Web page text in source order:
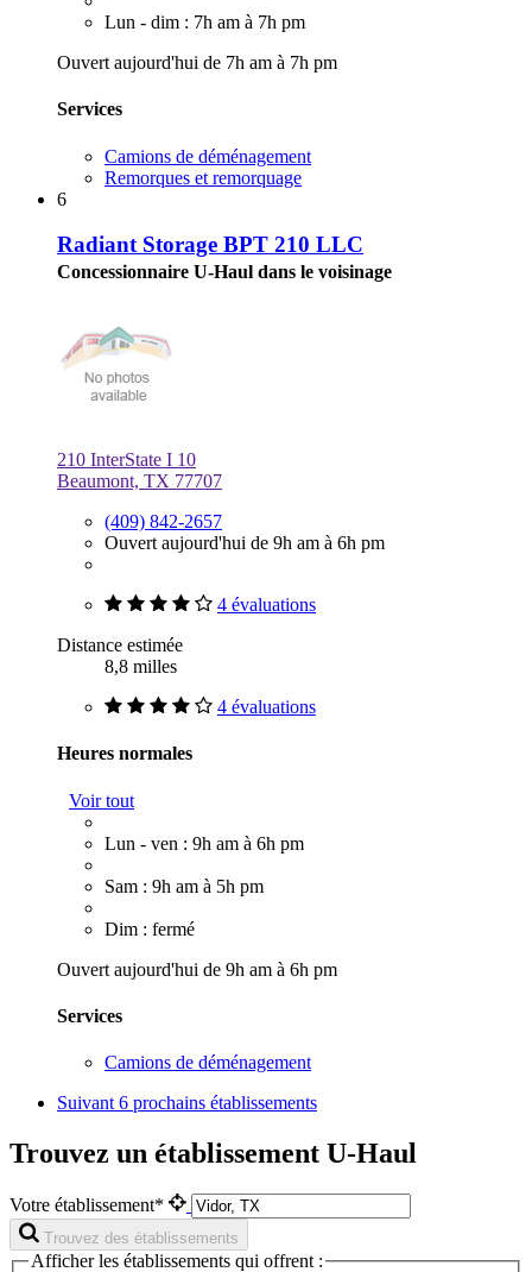
Lun - dim : 7h am à 7h pm
Ouvert aujourd'hui de 7h am à 7h pm
Services
Camions de déménagement
Remorques et remorquage
6
Radiant Storage BPT 210 LLC
Concessionnaire U-Haul dans le voisinage
210 InterState I 10
Beaumont, TX 77707
(409) 842-2657
Ouvert aujourd'hui de 9h am à 6h pm
4 évaluations
Distance estimée
8,8 milles
4 évaluations
Heures normales
Voir tout
Lun - ven : 9h am à 6h pm
Sam : 9h am à 5h pm
Dim : fermé
Ouvert aujourd'hui de 9h am à 6h pm
Services
Camions de déménagement
Suivant 6 prochains établissements
Trouvez un établissement U-Haul
Votre établissement*
Trouvez des établissements
Afficher les établissements qui offrent :